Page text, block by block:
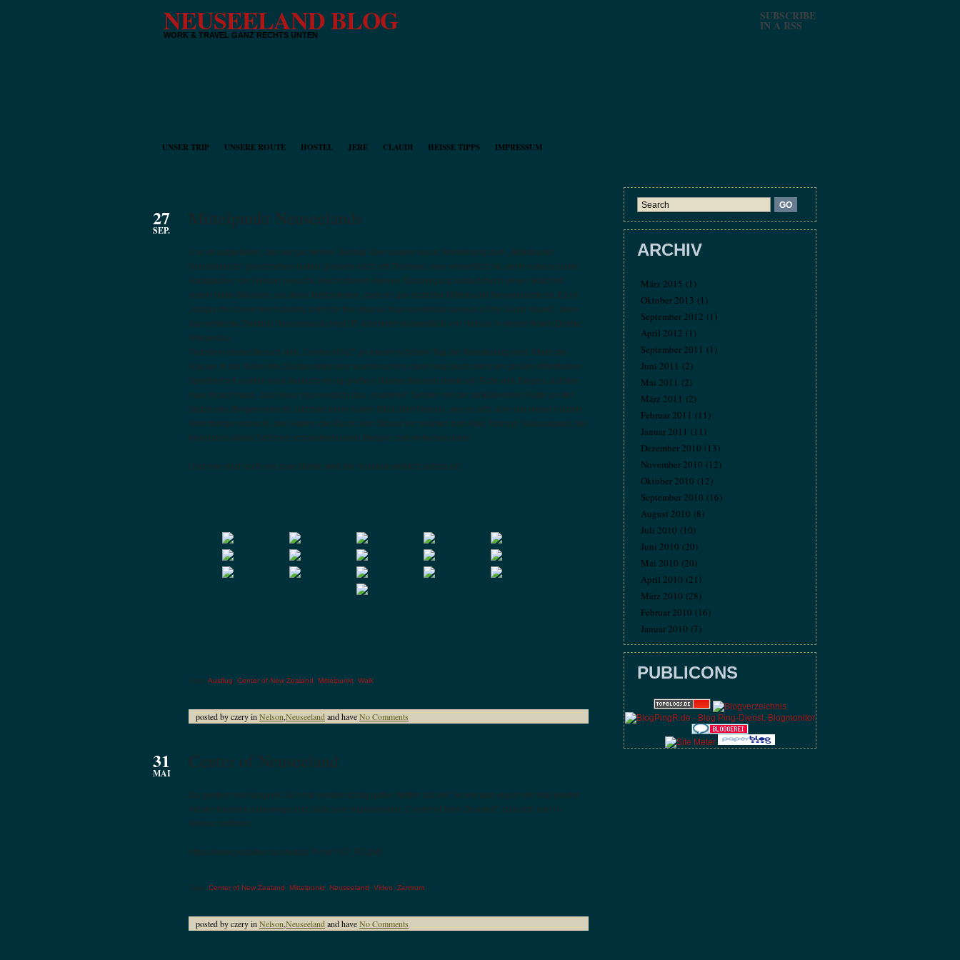
NEUSEELAND BLOG
WORK & TRAVEL GANZ RECHTS UNTEN
SUBSCRIBE
IN A RSS
UNSER TRIP UNSERE ROUTE HOSTEL JERE CLAUDI HEISSE TIPPS IMPRESSUM
27
SEP.
Mittelpunkt Neuseelands
Uns ist aufgefallen, das wir gar keinen Beitrag über unsere kurze Wanderung zum „Mittelpunkt
Neuseelands“ geschrieben hatten (damals noch mit Thomas), was verwerflich ist, denn nahezu jeder
Backpacker, der Nelson besucht, macht diesen kleinen Spaziergang hinauf durch einen Wald mit
vielen Nativ-Bäumen, um dann festzustellen, dass es gar nicht der Mittelpunkt Neuseelands ist: Es ist
„simply the convenient starting point for the original trigonometrical surveys of the South Island“, denn
das wirkliche Zentrum Neuseelands liegt 35 Kilometer südwestlich von Nelson in einem Wald (Quelle:
Wikipedia).
Trotzdem ist der Besuch des „Centre of NZ“ an einem schönen Tag die Wanderung wert. Allein die
Häuser in der Nähe des Startpunktes sind wunderschön, dann liegt auch noch ein großes öffentliches
Spielfeld mit uralten (und dadurch riesig großen) Native-Bäumen direkt am Fuße des Berges, auf den
man hinauf muss. Und wenn man endlich das „moderne“ Symbol mit der aufklärenden Platte an der
Spitze des Berges erreicht, hat man einen tollen Blick über Nelson, wie es sich über die vielen runden
Wohnberge erstreckt, den Hafen, die Bucht, den Strand bis hinüber zum Abel Tasman Nationalpark, bei
besonders klarer Sicht mit schneebedeckten Bergen zum Anfassen nahe.
Und hier sind noch ein paar Bilder, weil der Ausblick wirklich schön ist!
Tags: Ausflug Center of New Zealand Mittelpunkt Walk
posted by czery in Nelson,Neuseelandand haveNo Comments
31
MAI
Center of Neuseeland
Da gestern seit längerer Zeit mal wieder richtig gutes Wetter mit viel Sonne war, waren wir mal wieder
mit der Kamera unterwegs und zwar zum sogenannten „Center of New Zealand“, das sich hier in
Nelson befindet.
https://www.youtube.com/watch?v=yirYX2_RCgM]
Tags: Center of New Zealand Mittelpunkt Neuseeland Video Zentrum
posted by czery in Nelson,Neuseelandand haveNo Comments
ARCHIV
März 2015 (1)
Oktober 2013 (1)
September 2012 (1)
April 2012 (1)
September 2011 (1)
Juni 2011 (2)
Mai 2011 (2)
März 2011 (2)
Februar 2011 (11)
Januar 2011 (11)
Dezember 2010 (13)
November 2010 (12)
Oktober 2010 (12)
September 2010 (16)
August 2010 (8)
Juli 2010 (10)
Juni 2010 (20)
Mai 2010 (20)
April 2010 (21)
März 2010 (28)
Februar 2010 (16)
Januar 2010 (7)
PUBLICONS